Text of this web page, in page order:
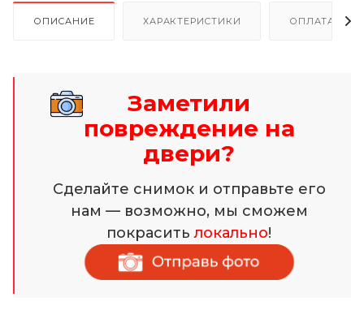
ОПИСАНИЕ ХАРАКТЕРИСТИКИ ОПЛАТА И
Заметили
повреждение на
двери?
Сделайте снимок и отправьте его
нам — возможно, мы сможем
покраситьлокально!